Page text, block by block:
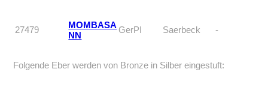
27479
MOMBASA
NN
GerPI Saerbeck -
Folgende Eber werden von Bronze in Silber eingestuft: